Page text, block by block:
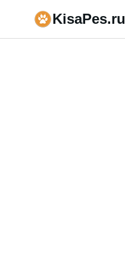
KisaPes.ru